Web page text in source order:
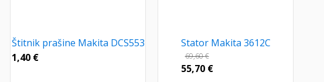
Štitnik prašine Makita DCS553
1,40 €
Stator Makita 3612C
69,60€
55,70 €